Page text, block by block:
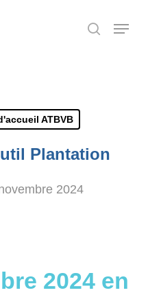
search
Menu
ATBVB
Plantation
2024
2024 en